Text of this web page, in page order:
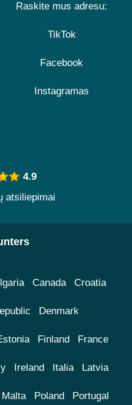
Raskite mus adresu:
TikTok
Facebook
Instagramas
4.9
atsiliepimai
Canada Croatia
Denmark
Finland France
Ireland Italia Latvia
Malta Poland Portugal